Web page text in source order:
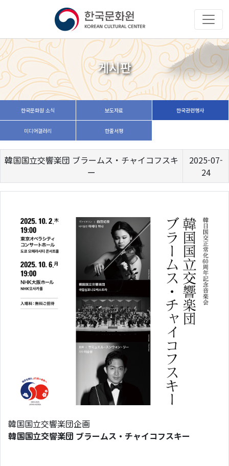
게시판
한국문화원 소식 보도자료 한국관련행사
미디어갤러리 한줄서평
韓国国立交響楽団 ブラームス・チャイコフスキ
ー
2025-07-
24
韓国国立交響楽団企画
韓国国立交響楽団 ブラームス・チャイコフスキー